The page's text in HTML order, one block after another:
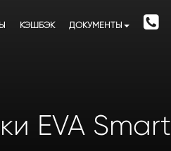
КЭШБЭК ДОКУМЕНТЫ
EVA Smart